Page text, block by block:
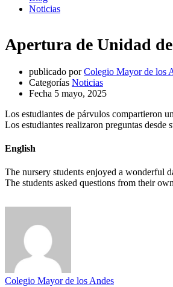
Noticias
Apertura de Unidad
publicado por Colegio Mayor de los
Categorías Noticias
Fecha 5 mayo, 2025
Los estudiantes de párvulos compartieron
Los estudiantes realizaron preguntas
English
The nursery students enjoyed a wonderful
The students asked questions from their
Colegio Mayor de los Andes